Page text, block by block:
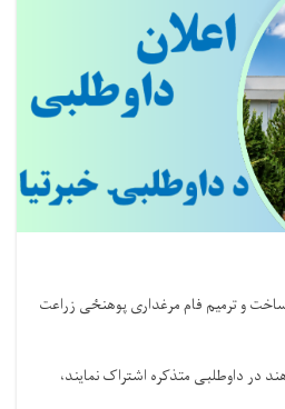
و ترمیم فام مرغداری پوهنځی زراعت
داوطلبی متذکره اشتراک نمایند،